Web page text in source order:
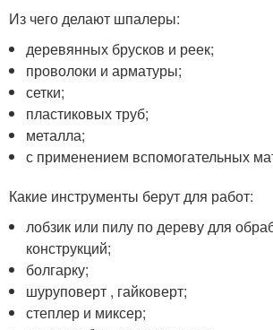
Из чего делают шпалеры:
деревянных брусков и реек;
проволоки и арматуры;
сетки;
пластиковых труб;
металла;
с применением вспомогательных
Какие инструменты берут для работ:
лобзик или пилу по дереву для
конструкций;
болгарку;
шуруповерт , гайковерт;
степлер и миксер;